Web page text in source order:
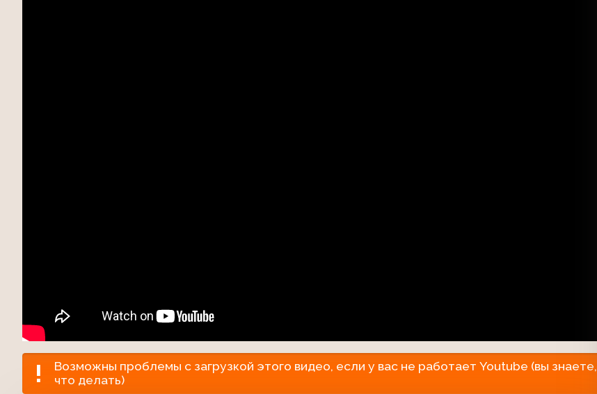
Возможны проблемы с загрузкой этого видео, если у вас не работает Youtube (вы знаете,
что делать)